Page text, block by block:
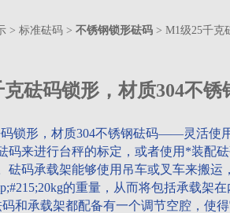
> 标准砝码 > 不锈钢锁形砝码 > M1级25千克
砝码锁形，材质304不锈
锁形，材质304不锈钢砝码——灵活使
码来进行台秤的标定，或者使用*装配
砝码承载架能够使用吊车或叉车来搬运
的重量，从而将包括承载架
码和承载架都配备有一个调节空腔，使